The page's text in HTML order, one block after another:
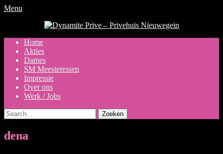
Menu
Dynamite Prive - Privehuis
Primair
menu
naar
inhoud
Home
Akties
Dames
SM Meesteressen
Impressie
Over ons
Werk / Jobs
Zoeken
naar:
dena